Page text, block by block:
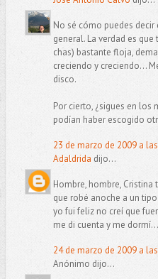
No sé cómo puedes
general. La verdad es
chas) bastante floja,
creciendo y creciendo...
disco.
Por cierto, ¿sigues en los
podían haber escogido
23 de marzo de 2009 a
Adaldrida dijo...
Hombre, hombre, Cristina
que robé anoche a un
yo fui feliz no creí que
me di cuenta y me
24 de marzo de 2009 a
Anónimo dijo...